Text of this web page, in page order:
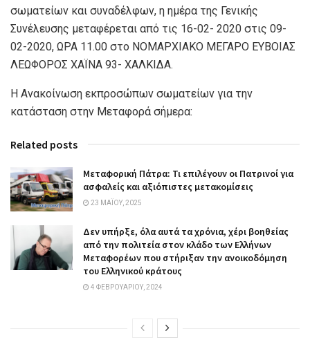
σωματείων και συναδέλφων, η ημέρα της Γενικής
Συνέλευσης μεταφέρεται από τις 16-02- 2020 στις 09-
02-2020, ΩΡΑ 11.00 στο ΝΟΜΑΡΧΙΑΚΟ ΜΕΓΑΡΟ ΕΥΒΟΙΑΣ
ΛΕΩΦΟΡΟΣ ΧΑΪΝΑ 93- ΧΑΛΚΙΔΑ.
H Aνακοίνωση εκπροσώπων σωματείων για την
κατάσταση στην Μεταφορά σήμερα:
Related posts
Μεταφορική Πάτρα: Τι επιλέγουν οι Πατρινοί για
ασφαλείς και αξιόπιστες μετακομίσεις
23 ΜΑΪ́ΟΥ, 2025
Δεν υπήρξε, όλα αυτά τα χρόνια, χέρι βοηθείας
από την πολιτεία στον κλάδο των Ελλήνων
Μεταφορέων που στήριξαν την ανοικοδόμηση
του Ελληνικού κράτους
4 ΦΕΒΡΟΥΑΡΊΟΥ, 2024